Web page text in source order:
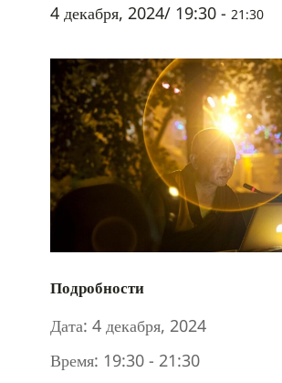
4 декабря, 2024/ 19:30 - 21:30
Подробности
Дата: 4 декабря, 2024
Время: 19:30 - 21:30